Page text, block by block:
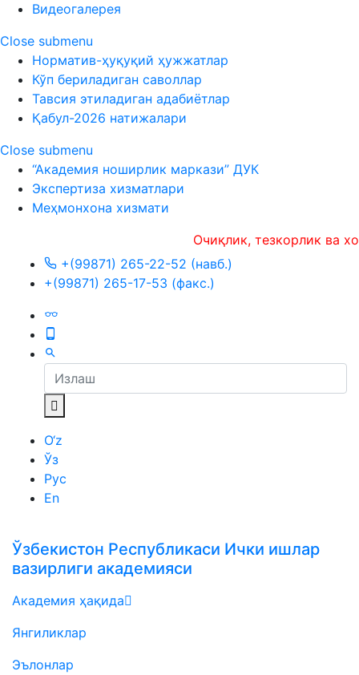
Видеогалерея
Close submenu
Норматив-ҳуқуқий ҳужжатлар
Кўп бериладиган саволлар
Тавсия этиладиган адабиётлар
Қабул-2026 натижалари
Close submenu
“Академия ноширлик маркази” ДУК
Экспертиза хизматлари
Меҳмонхона хизмати
Очиқлик, тезкорлик ва
+(99871) 265-22-52 (навб.)
+(99871) 265-17-53 (факс.)
O‘z
Ўз
Рус
En
Ўзбекистон Республикаси Ички ишлар
вазирлиги академияси
Академия ҳақида
Янгиликлар
Эълонлар